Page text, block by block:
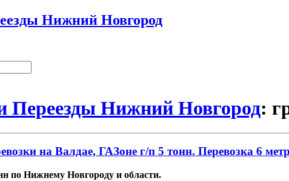
Нижний Новгород
Переезды Нижний Новгород:
на Валдае, ГАЗоне г/п 5 тонн. Перевозка 6
по Нижнему Новгороду и области.